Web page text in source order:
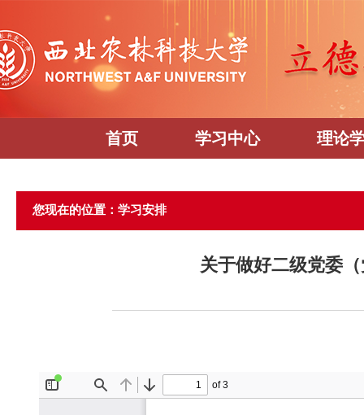
首页 学习中心 理论
您现在的位置：学习安排
关于做好二级党委